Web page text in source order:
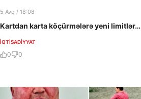
5 Avq / 18:08
Kartdan karta köçürmələrə yeni limitlər…
İQTISADIYYAT
0 0